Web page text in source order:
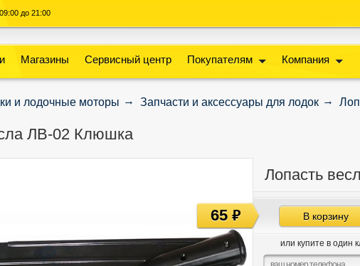
до 21:00
Магазины Сервисный центр Покупателям Компания
и лодочные моторы Запчасти и аксессуары для лодок
ЛВ-02 Клюшка
Лопасть
В корзину
или купите в один
65руб